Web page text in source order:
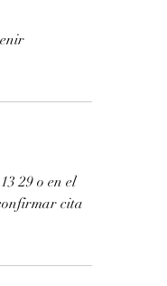
29 o en el
cita